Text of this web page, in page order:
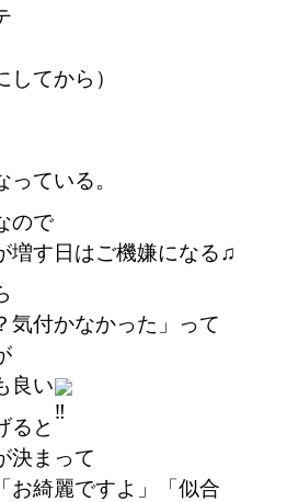
してから）
ている。
ので
増す日はご機嫌になる♫
気付かなかった」って
良い
ると
決まって
お綺麗ですよ」「似合